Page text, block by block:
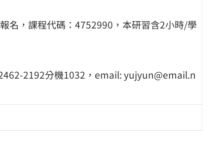
名，課程代碼：4752990，本研習含2小時/學
2192分機1032，email: yujyun@email.n